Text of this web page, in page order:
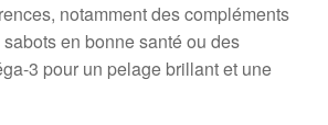
notamment des compléments
en bonne santé ou des
3 pour un pelage brillant et une